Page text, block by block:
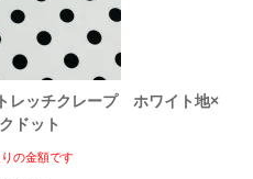
レッチクレープ ホワイト地×
ドット
の金額です